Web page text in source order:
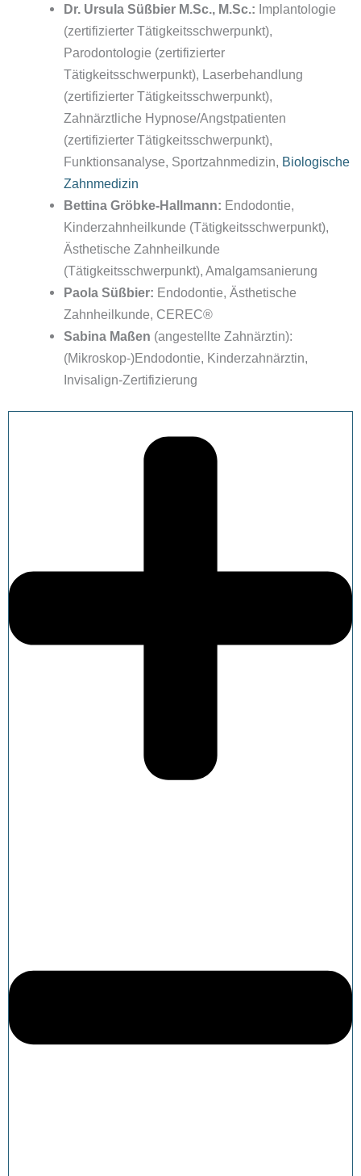
Dr. Ursula Süßbier M.Sc., M.Sc.: Implantologie
(zertifizierter Tätigkeitsschwerpunkt),
Parodontologie (zertifizierter
Tätigkeitsschwerpunkt), Laserbehandlung
(zertifizierter Tätigkeitsschwerpunkt),
Zahnärztliche Hypnose/Angstpatienten
(zertifizierter Tätigkeitsschwerpunkt),
Funktionsanalyse, Sportzahnmedizin, Biologische
Zahnmedizin
Bettina Gröbke-Hallmann: Endodontie,
Kinderzahnheilkunde (Tätigkeitsschwerpunkt),
Ästhetische Zahnheilkunde
(Tätigkeitsschwerpunkt), Amalgamsanierung
Paola Süßbier: Endodontie, Ästhetische
Zahnheilkunde, CEREC®
Sabina Maßen (angestellte Zahnärztin):
(Mikroskop-)Endodontie, Kinderzahnärztin,
Invisalign-Zertifizierung